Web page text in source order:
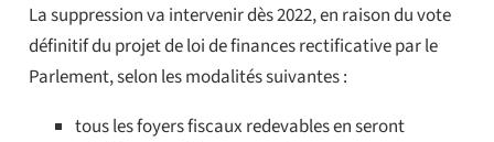
La suppression va intervenir dès 2022, en raison du vote
définitif du projet de loi de finances rectificative par le
Parlement, selon les modalités suivantes :
tous les foyers fiscaux redevables en seront